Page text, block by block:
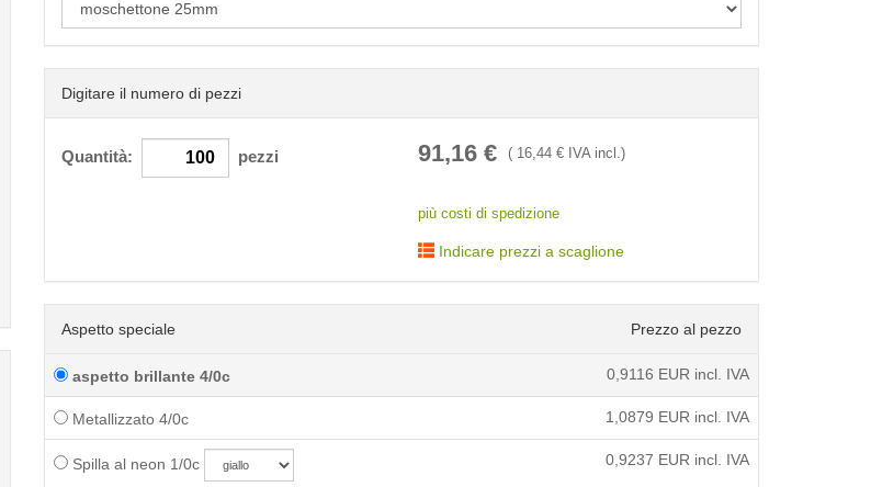
Digitare il numero di pezzi
Quantità: pezzi 91,16€ ( 16,44€ IVA incl.)
più costi di spedizione
Indicare prezzi a scaglione
Aspetto speciale Prezzo al pezzo
aspetto brillante 4/0c 0,9116 EUR incl. IVA
Metallizzato 4/0c 1,0879 EUR incl. IVA
Spilla al neon 1/0c 0,9237 EUR incl. IVA
< /picture> < /picture>